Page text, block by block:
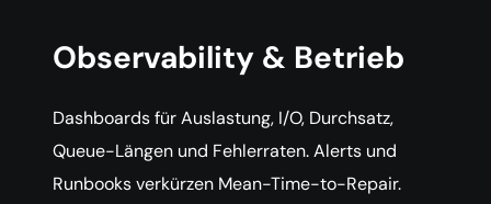
Observability & Betrieb
Dashboards für Auslastung, I/O, Durchsatz,
Queue-Längen und Fehlerraten. Alerts und
Runbooks verkürzen Mean-Time-to-Repair.